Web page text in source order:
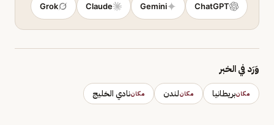
ChatGPT
Gemini
Claude
Grok
وَرَد في الخبر
مكانبريطانيا مكانلندن مكاننادي الخليج